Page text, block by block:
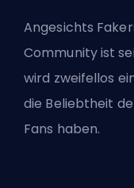
Angesichts
Community ist
wird zweifellos
die Beliebtheit
Fans haben.